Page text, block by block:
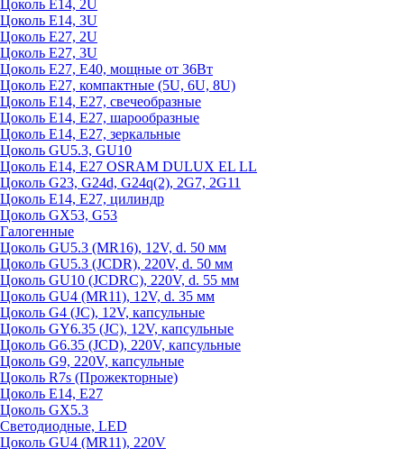
Цоколь Е14, 2U
Цоколь Е14, 3U
Цоколь Е27, 2U
Цоколь Е27, 3U
Цоколь Е27, Е40, мощные от 36Вт
Цоколь Е27, компактные (5U, 6U, 8U)
Цоколь Е14, Е27, свечеобразные
Цоколь Е14, Е27, шарообразные
Цоколь Е14, Е27, зеркальные
Цоколь GU5.3, GU10
Цоколь Е14, Е27 OSRAM DULUX EL LL
Цоколь G23, G24d, G24q(2), 2G7, 2G11
Цоколь Е14, Е27, цилиндр
Цоколь GX53, G53
Галогенные
Цоколь GU5.3 (MR16), 12V, d. 50 мм
Цоколь GU5.3 (JCDR), 220V, d. 50 мм
Цоколь GU10 (JCDRC), 220V, d. 55 мм
Цоколь GU4 (MR11), 12V, d. 35 мм
Цоколь G4 (JC), 12V, капсульные
Цоколь GY6.35 (JC), 12V, капсульные
Цоколь G6.35 (JCD), 220V, капсульные
Цоколь G9, 220V, капсульные
Цоколь R7s (Прожекторные)
Цоколь E14, E27
Цоколь GX5.3
Светодиодные, LED
Цоколь GU4 (MR11), 220V